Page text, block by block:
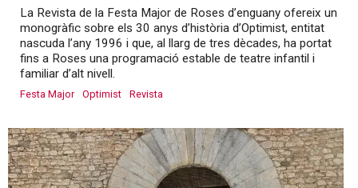
La Revista de la Festa Major de Roses d’enguany ofereix un
monogràfic sobre els 30 anys d’història d’Optimist, entitat
nascuda l’any 1996 i que, al llarg de tres dècades, ha portat
fins a Roses una programació estable de teatre infantil i
familiar d’alt nivell.
Festa Major Optimist Revista